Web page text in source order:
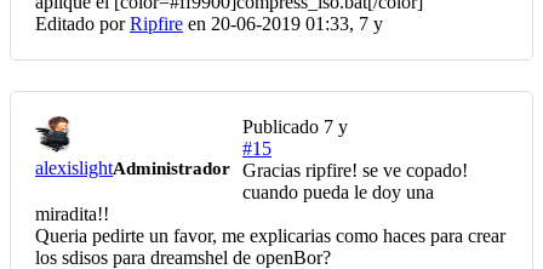
Editado porRipfire en 20-06-2019 01:33, 7 y
alexislightAdministrador
Publicado 7 y
#15
Gracias ripfire! se ve copado!
cuando pueda le doy una
miradita!!
Queria pedirte un favor, me explicarias como haces para crear
los sdisos para dreamshel de openBor?